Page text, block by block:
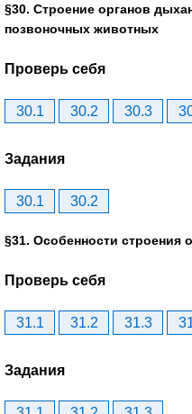
§30. Строение органов
позвоночных животных
Проверь себя
30.1 30.2 30.3
Задания
30.1 30.2
§31. Особенности строения
Проверь себя
31.1 31.2 31.3
Задания